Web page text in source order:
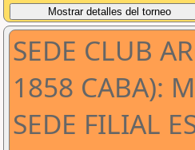
SEDE CLUB
1858 CABA):
SEDE FILIAL